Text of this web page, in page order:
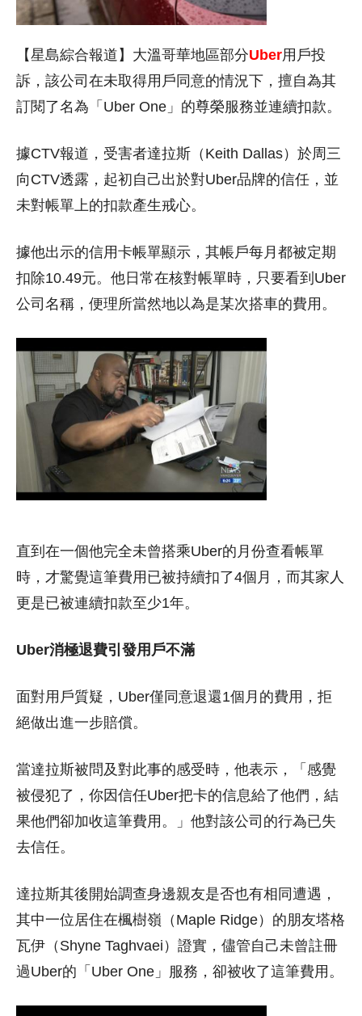
【星島綜合報道】大溫哥華地區部分Uber用戶投
訴，該公司在未取得用戶同意的情況下，擅自為其
訂閱了名為「Uber One」的尊榮服務並連續扣款。
據CTV報道，受害者達拉斯（Keith Dallas）於周三
向CTV透露，起初自己出於對Uber品牌的信任，並
未對帳單上的扣款產生戒心。
據他出示的信用卡帳單顯示，其帳戶每月都被定期
扣除10.49元。他日常在核對帳單時，只要看到Uber
公司名稱，便理所當然地以為是某次搭車的費用。
直到在一個他完全未曾搭乘Uber的月份查看帳單
時，才驚覺這筆費用已被持續扣了4個月，而其家人
更是已被連續扣款至少1年。
Uber消極退費引發用戶不滿
面對用戶質疑，Uber僅同意退還1個月的費用，拒
絕做出進一步賠償。
當達拉斯被問及對此事的感受時，他表示，「感覺
被侵犯了，你因信任Uber把卡的信息給了他們，結
果他們卻加收這筆費用。」他對該公司的行為已失
去信任。
達拉斯其後開始調查身邊親友是否也有相同遭遇，
其中一位居住在楓樹嶺（Maple Ridge）的朋友塔格
瓦伊（Shyne Taghvaei）證實，儘管自己未曾註冊
過Uber的「Uber One」服務，卻被收了這筆費用。